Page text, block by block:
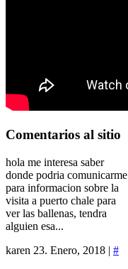
Comentarios al sitio
hola me interesa saber
donde podria comunicarme
para informacion sobre la
visita a puerto chale para
ver las ballenas, tendra
alguien esa...
karen 23. Enero, 2018 | #